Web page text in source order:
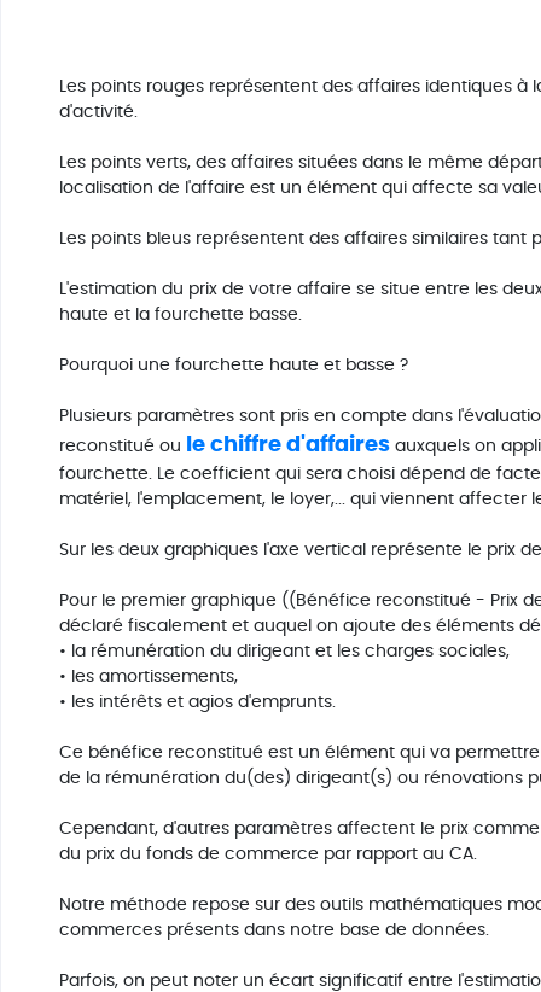
Les points rouges représentent des affaires identiques à
d'activité.
Les points verts, des affaires situées dans le même
localisation de l'affaire est un élément qui affecte sa
Les points bleus représentent des affaires similaires
L'estimation du prix de votre affaire se situe entre les
haute et la fourchette basse.
Pourquoi une fourchette haute et basse ?
Plusieurs paramètres sont pris en compte dans
reconstitué ou
le chiffre d'affaires auxquels on
fourchette. Le coefficient qui sera choisi dépend de
matériel, l'emplacement, le loyer,... qui viennent affecter
Sur les deux graphiques l'axe vertical représente le prix
Pour le premier graphique ((Bénéfice reconstitué - Prix
déclaré fiscalement et auquel on ajoute des éléments
• la rémunération du dirigeant et les charges sociales,
• les amortissements,
• les intérêts et agios d'emprunts.
Ce bénéfice reconstitué est un élément qui va
de la rémunération du(des) dirigeant(s) ou rénovations
Cependant, d'autres paramètres affectent le prix
du prix du fonds de commerce par rapport au CA.
Notre méthode repose sur des outils mathématiques
commerces présents dans notre base de données.
Parfois, on peut noter un écart significatif entre